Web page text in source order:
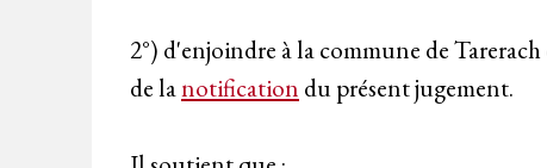
2°) d'enjoindre à la commune de
de lanotification du présent jugement.